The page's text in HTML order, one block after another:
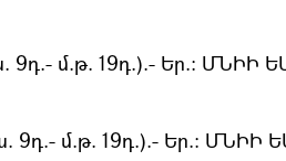
մ.թ. 19դ.).- Եր.։ ՄՆԻԻ
մ.թ. 19դ.).- Եր.։ ՄՆԻԻ